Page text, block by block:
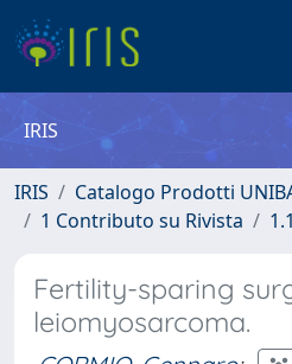
IRIS
IRIS
Catalogo Prodotti
1 Contributo su Rivista
Fertility-sparing
leiomyosarcoma.